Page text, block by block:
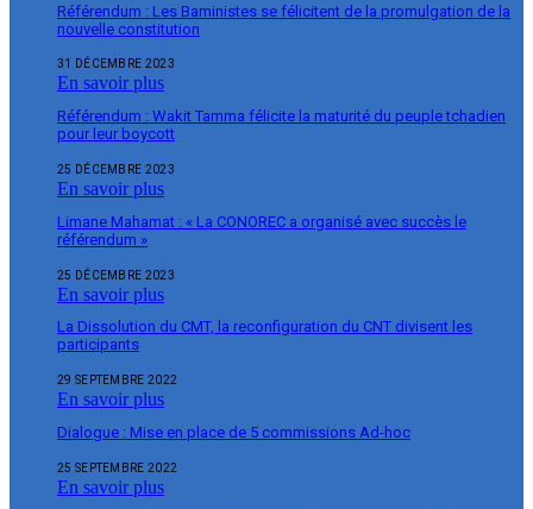
Référendum : Les Baministes se félicitent de la promulgation de la
nouvelle constitution
31 DÉCEMBRE 2023
En savoir plus
Référendum : Wakit Tamma félicite la maturité du peuple tchadien
pour leur boycott
25 DÉCEMBRE 2023
En savoir plus
Limane Mahamat : « La CONOREC a organisé avec succès le
référendum »
25 DÉCEMBRE 2023
En savoir plus
La Dissolution du CMT, la reconfiguration du CNT divisent les
participants
29 SEPTEMBRE 2022
En savoir plus
Dialogue : Mise en place de 5 commissions Ad-hoc
25 SEPTEMBRE 2022
En savoir plus